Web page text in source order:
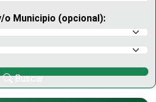
o Municipio (opcional):
Buscar